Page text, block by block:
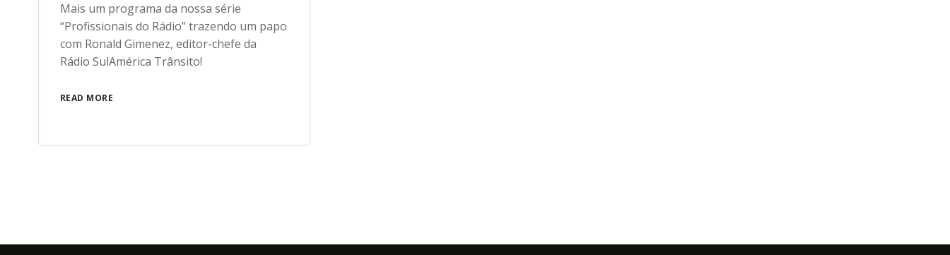
Mais um programa da nossa série
“Profissionais do Rádio” trazendo um papo
com Ronald Gimenez, editor-chefe da
Rádio SulAmérica Trânsito!
READ MORE